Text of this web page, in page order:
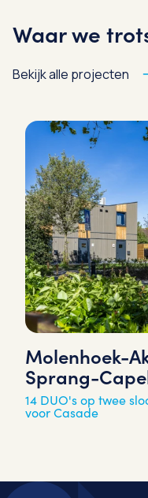
Waar we
Bekijk alle projecten
Molenhoek-
Sprang-
14 DUO's op twee
voor Casade